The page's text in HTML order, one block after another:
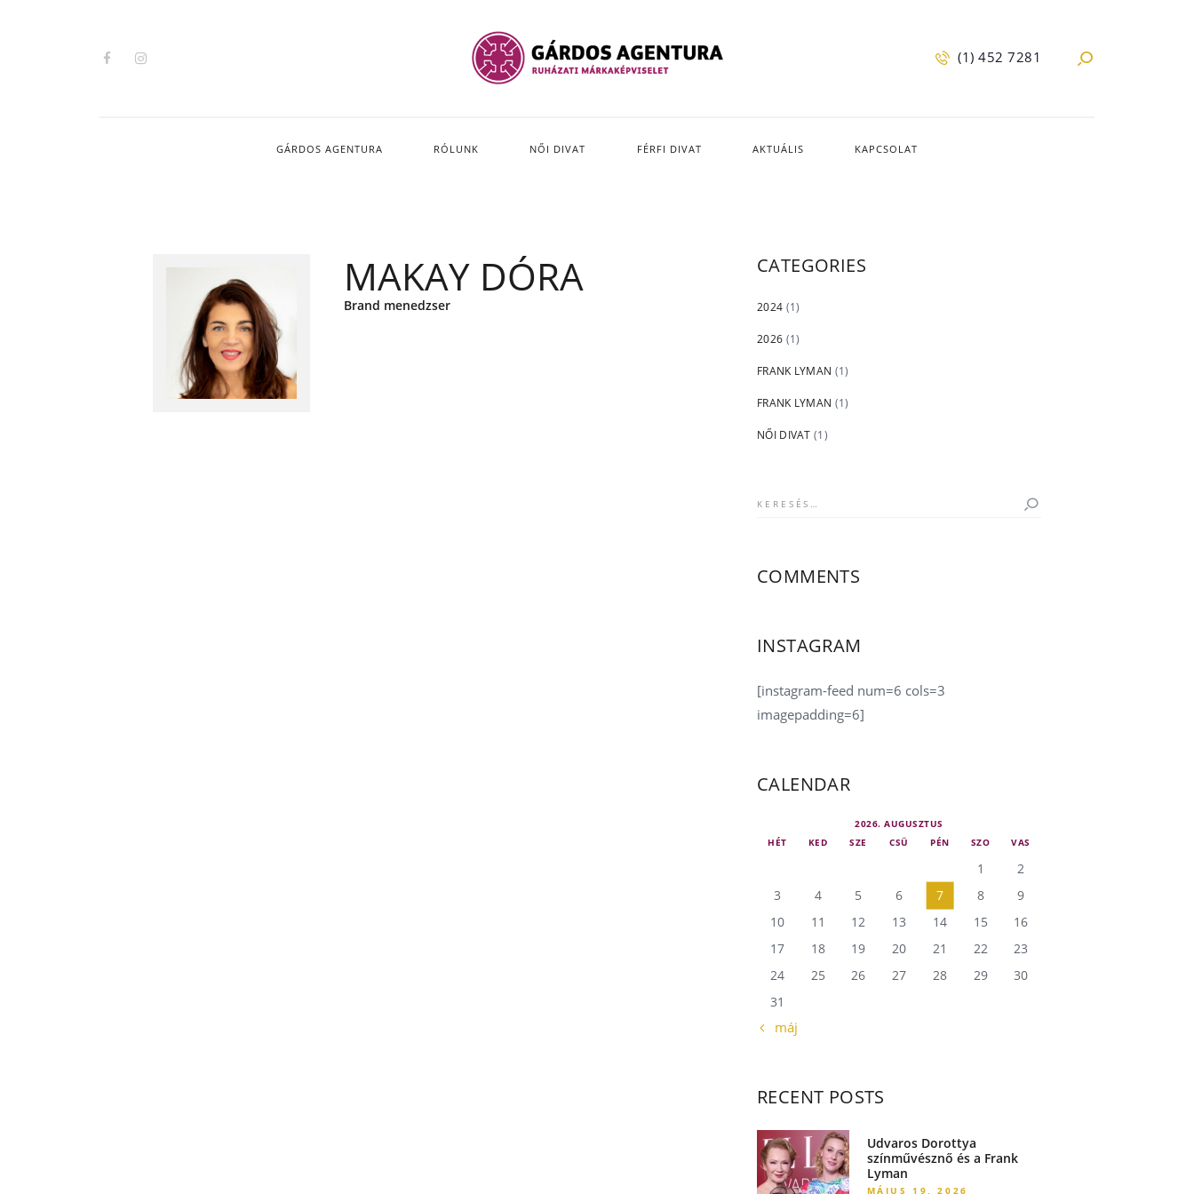
(1) 452 7281
GÁRDOS AGENTURA RÓLUNK NŐI DIVAT FÉRFI DIVAT AKTUÁLIS KAPCSOLAT
MAKAY DÓRA
Brand menedzser
CATEGORIES
2024 (1)
2026 (1)
FRANK LYMAN (1)
FRANK LYMAN (1)
NŐI DIVAT (1)
Keresés:
COMMENTS
INSTAGRAM
[instagram-feed num=6 cols=3
imagepadding=6]
CALENDAR
2026. AUGUSZTUS
HÉT
KED SZE CSÜ PÉN SZO VAS
1
2
3
4 5 6 7 8
9
10
11 12 13 14 15
16
17
18 19 20 21 22
23
24
25 26 27 28 29
30
31
« máj
RECENT POSTS
Udvaros Dorottya
színművésznő és a Frank
Lyman
MÁJUS 19, 2026